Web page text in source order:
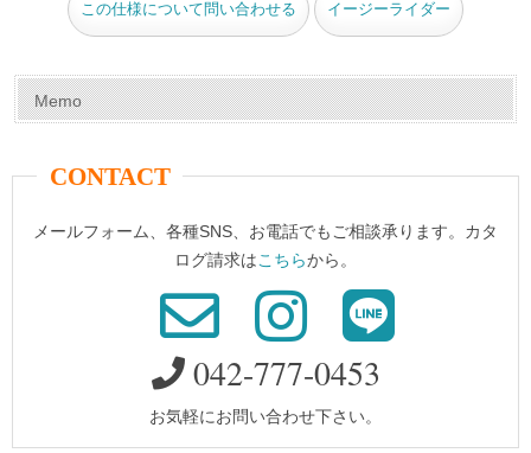
この仕様について問い合わせる イージーライダー
Memo
CONTACT
メールフォーム、各種SNS、お電話でもご相談承ります。カタ
ログ請求はこちらから。
042-777-0453
お気軽にお問い合わせ下さい。